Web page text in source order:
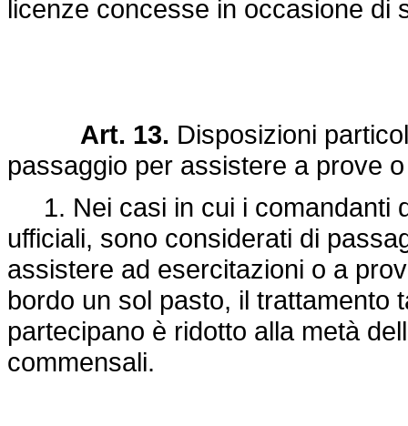
licenze concesse in occasione di
Art. 13. Disposizioni
passaggio per assistere a prove
1. Nei casi in cui i comandanti
ufficiali, sono considerati di
assistere ad esercitazioni o a
bordo un sol pasto, il trattamento
partecipano è ridotto alla metà
commensali.